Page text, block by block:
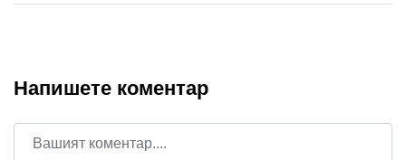
Напишете коментар